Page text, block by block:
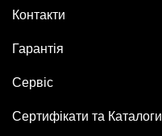
Контакти
Гарантія
Сервіс
Сертифікати та Каталоги